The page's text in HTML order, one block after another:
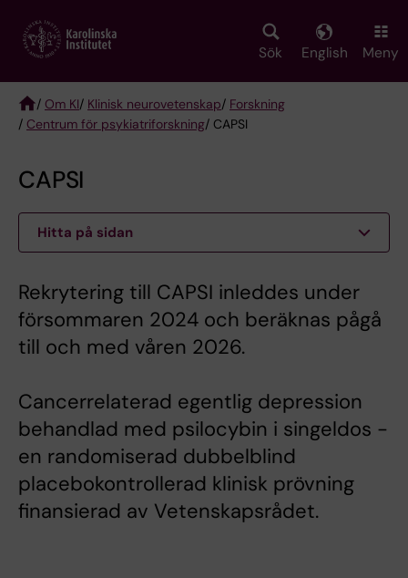
main
Sök English Meny
Breadcrumb
/ Om KI/ Klinisk neurovetenskap/ Forskning
/ Centrum för psykiatriforskning/ CAPSI
CAPSI
Hitta på sidan
Rekrytering till CAPSI inleddes under
försommaren 2024 och beräknas pågå
till och med våren 2026.
Cancerrelaterad egentlig depression
behandlad med psilocybin i singeldos -
en randomiserad dubbelblind
placebokontrollerad klinisk prövning
finansierad av Vetenskapsrådet.